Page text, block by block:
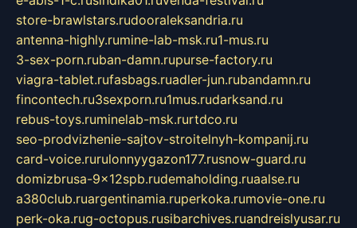
store-brawlstars.rudooraleksandria.ru
antenna-highly.rumine-lab-msk.ru1-mus.ru
3-sex-porn.ruban-damn.rupurse-factory.ru
viagra-tablet.rufasbags.ruadler-jun.rubandamn.ru
fincontech.ru3sexporn.ru1mus.rudarksand.ru
rebus-toys.ruminelab-msk.rurtdco.ru
seo-prodvizhenie-sajtov-stroitelnyh-kompanij.ru
card-voice.rurulonnyygazon177.rusnow-guard.ru
domizbrusa-9x12spb.rudemaholding.ruaalse.ru
a380club.ruargentinamia.ruperkoka.rumovie-one.ru
perk-oka.rug-octopus.rusibarchives.ruandreislyusar.ru